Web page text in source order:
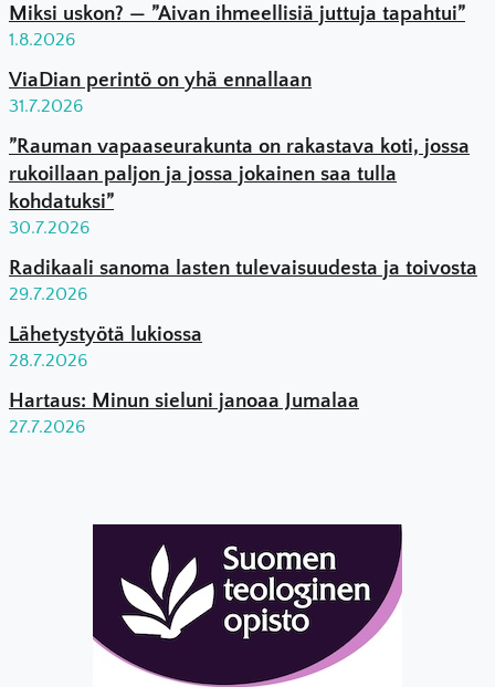
Miksi uskon? — ”Aivan ihmeellisiä juttuja tapahtui”
1.8.2026
ViaDian perintö on yhä ennallaan
31.7.2026
”Rauman vapaaseurakunta on rakastava koti, jossa
rukoillaan paljon ja jossa jokainen saa tulla
kohdatuksi”
30.7.2026
Radikaali sanoma lasten tulevaisuudesta ja toivosta
29.7.2026
Lähetystyötä lukiossa
28.7.2026
Hartaus: Minun sieluni janoaa Jumalaa
27.7.2026